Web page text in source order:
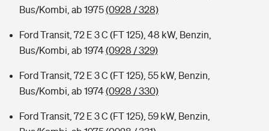
Bus/Kombi, ab 1975(0928 / 328)
Ford Transit, 72 E 3 C (FT 125), 48 kW, Benzin,
Bus/Kombi, ab 1974(0928 / 329)
Ford Transit, 72 E 3 C (FT 125), 55 kW, Benzin,
Bus/Kombi, ab 1974(0928 / 330)
Ford Transit, 72 E 3 C (FT 125), 59 kW, Benzin,